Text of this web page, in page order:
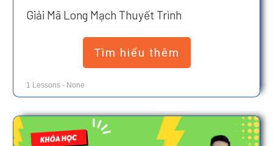
Giải Mã Long Mạch Thuyết Trình
Tìm hiểu thêm
1 Lessons - None